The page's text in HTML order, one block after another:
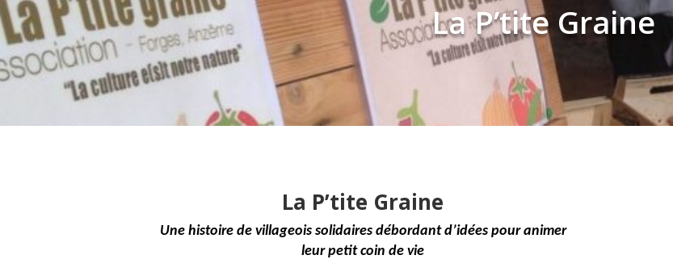
La P’tite Graine
La P’tite Graine
Une histoire de villageois solidaires débordant d’idées pour animer
leur petit coin de vie